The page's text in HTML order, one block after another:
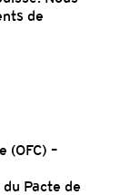
de
(OFC) –
Pacte de